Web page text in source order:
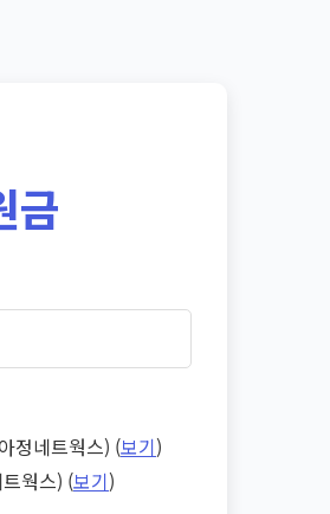
금
정네트웍스) (보기)
웍스) (보기)